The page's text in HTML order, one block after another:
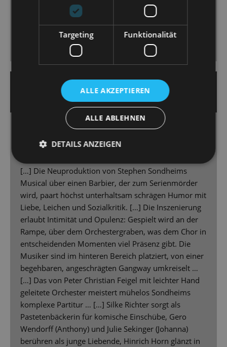
Marcus Günzel mag zwar kein wirklicher Verführer
sein, beherrscht Spiel und Stimme aber souverän [...]
23. Oktober 2023 | Heiko Nemitz
DRESDNER MORGENPOST
Racherausch mit Rasiermesser
Schauermusical „Sweeney Todd“ an der
[…] Die Neuproduktion von Stephen Sondheims
Musical über einen Barbier, der zum Serienmörder
wird, paart höchst unterhaltsam schrägen Humor mit
Liebe, Leichen und Sozialkritik. […] Die Inszenierung
erlaubt Intimität und Opulenz: Gespielt wird an der
Rampe, über dem Orchestergraben, was dem Chor in
entscheidenden Momenten viel Präsenz gibt. Die
Musiker sind im hinteren Bereich platziert, von einer
begehbaren, angeschrägten Gangway umkreiselt …
[…] Das von Peter Christian Feigel mit leichter Hand
geleitete Orchester meistert mühelos Sondheims
komplexe Partitur … […] Silke Richter sorgt als
Pastetenbäckerin für komische Einschübe, Gero
Wendorff (Anthony) und Julie Sekinger (Johanna)
berühren als junge Liebende, Hinrich Horn glänzt in
Targeting Funktionalität
ALLE AKZEPTIEREN
ALLE ABLEHNEN
DETAILS ANZEIGEN